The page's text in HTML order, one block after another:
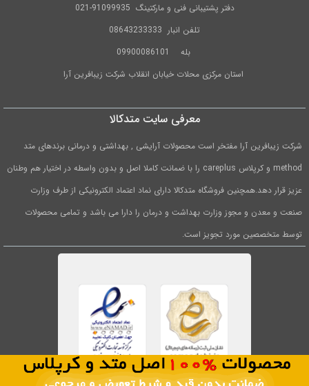
0
دفتر پشتیبانی فنی و مارکتینگ 91099935-021
تلفن انبار 08643233333
بله
09900086101
استان مرکزی محلات خیابان انقلاب شرکت زیبافرین آرا
معرفی سایت متدکالا
شرکت زیبافرین آرا مفتخر است محصولات آرایشی , بهداشتی و درمانی برندهای متد
method و کرپلاس careplus را با ضمانت کاملا اصل و بدون واسطه در اختیار هم وطنان
عزیز قرار دهد.همچنین فروشگاه متدکالا دارای نماد اعتماد الکترونیکی از طرف وزارت
صنعت و معدن و مجوز وزارت بهداشت و درمان را دارا می باشد و تمامی محصولات
توسط متخصصین مورد تجویز است.